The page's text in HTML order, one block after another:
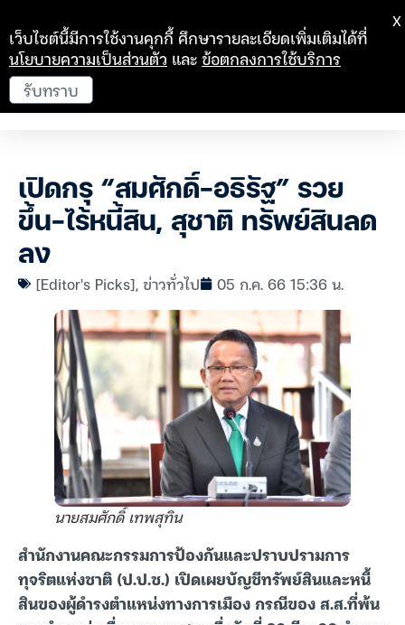
เปิดกรุ “สมศักดิ์-อธิรัฐ” รวย
ขึ้น-ไร้หนี้สิน, สุชาติ ทรัพย์สินลด
ลง
[Editor's Picks],ข่าวทั่วไป 05 ก.ค. 66 15:36 น.
นายสมศักดิ์ เทพสุทิน
สำนักงานคณะกรรมการป้องกันและปราบปรามการ
ทุจริตแห่งชาติ (ป.ป.ช.) เปิดเผยบัญชีทรัพย์สินและหนี้
สินของผู้ดำรงตำแหน่งทางการเมือง กรณีของ ส.ส.ที่พ้น
เว็บไซต์นี้มีการใช้งานคุกกี้ ศึกษารายละเอียดเพิ่มเติมได้ที่
นโยบายความเป็นส่วนตัว และข้อตกลงการใช้บริการ
รับทราบ
X